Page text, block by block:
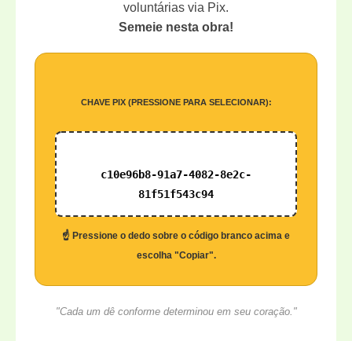
voluntárias via Pix.
Semeie nesta obra!
CHAVE PIX (PRESSIONE PARA SELECIONAR):
c10e96b8-91a7-4082-8e2c-
81f51f543c94
☝️ Pressione o dedo sobre o código branco acima e
escolha "Copiar".
"Cada um dê conforme determinou em seu coração."